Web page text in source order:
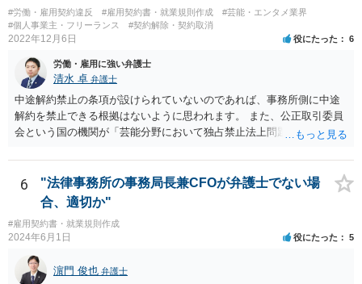
#労働・雇用契約違反 #雇用契約書・就業規則作成
#芸能・エンタメ業界
#個人事業主・フリーランス
#契約解除・契約取消
2022年12月6日 役にたった 6
労働・雇用に強い弁護士
清水 卓 弁護士
中途解約禁止の条項が設けられていないのであれば、事務所側に中途
解約を禁止できる根拠はないように思われます。 また、公正取引委員
会という国の機関が「芸能分野において独占禁止法上問題となり得る
活動を⾏えない旨の義務を課し，⼜は移籍・独⽴した場合には芸能活
動を妨害する旨⽰唆して，移籍・独⽴を諦めさせること（優越的地位
の濫⽤等）を例示しています。 ライバー事務所にも同様のことが言え
る可能性があり、あなたのケースでも、独占禁止法上問題となり得ま
す。 ただし、「※これら⾏為が実際に独占禁⽌法違反となるかどうか
は，具体的態様に照らして個別に判断されることとなる。例えば，優
越的地位の濫⽤に関して，不当に不利益を与えるか否かは，課される
義務等の内容や期間が⽬的に照らして過⼤であるか，与える不利益の
6
"法律事務所の事務局長兼CFOが弁護士でない場
合、適切か"
#雇用契約書・就業規則作成
2024年6月1日 役にたった 5
濵門 俊也 弁護士